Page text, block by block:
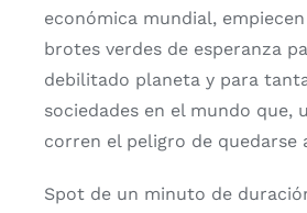
económica mundial,
brotes verdes de esperanza
debilitado planeta y para
sociedades en el mundo que,
corren el peligro de quedarse
Spot de un minuto de